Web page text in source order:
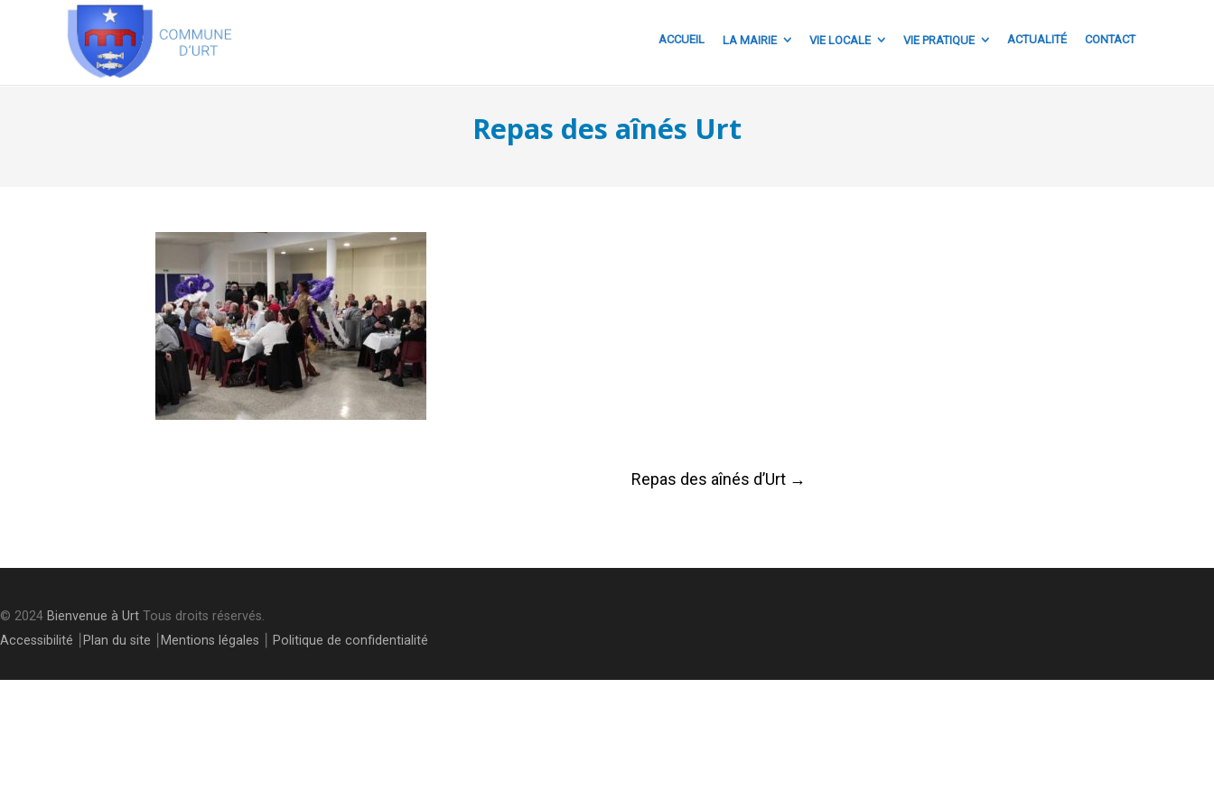
ACCUEIL LA MAIRIE VIE LOCALE VIE PRATIQUE ACTUALITÉ CONTACT
Repas des aînés Urt
Repas des aînés d’Urt →
© 2024 Bienvenue à Urt Tous droits réservés.
Accessibilité
Plan du site Mentions légales Politique de confidentialité